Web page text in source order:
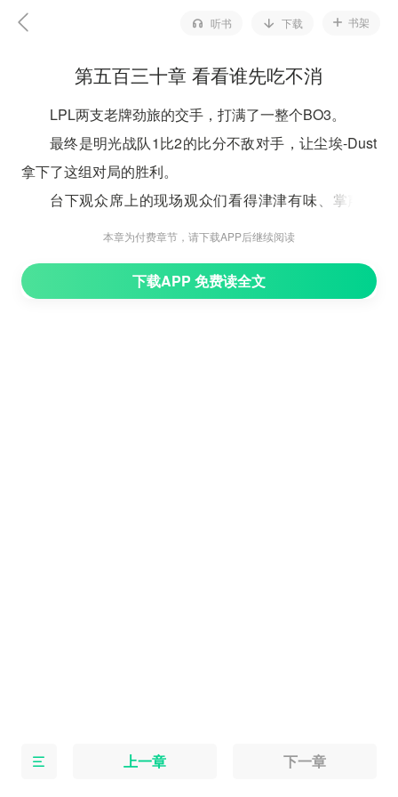
听书 下载 书架
第五百三十章 看看谁先吃不消
LPL两支老牌劲旅的交手，打满了一整个BO3。
最终是明光战队1比2的比分不敌对手，让尘埃-Dust
拿下了这组对局的胜利。
台下观众席上的现场观众们看得津津有味、掌声不
断，坐在前排的其他各家战队选手队员们也同样观战得无
已经是夏季赛。
本章为付费章节，请下载APP后继续阅读
下载APP 免费读全文
上一章 下一章